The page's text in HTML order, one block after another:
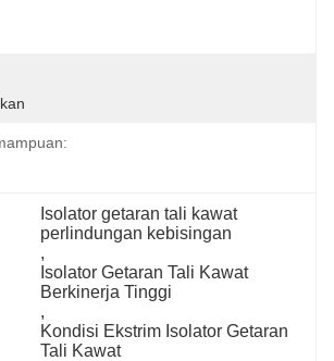
Isolator getaran tali kawat
perlindungan kebisingan
,
Isolator Getaran Tali Kawat
Berkinerja Tinggi
,
Kondisi Ekstrim Isolator Getaran
Tali Kawat